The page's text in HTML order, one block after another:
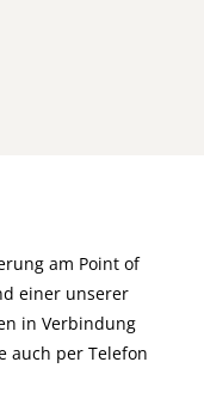
am Point of
einer unserer
in Verbindung
auch per Telefon